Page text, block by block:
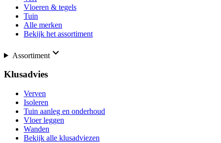
Vloeren & tegels
Tuin
Alle merken
Bekijk het assortiment
Assortiment
Klusadvies
Verven
Isoleren
Tuin aanleg en onderhoud
Vloer leggen
Wanden
Bekijk alle klusadviezen